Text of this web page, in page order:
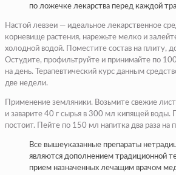
по ложечке лекарства перед каждой
Настой левзеи — идеальное лекарственное
корневище растения, нарежьте мелко и
холодной водой. Поместите состав на плиту,
Остудите, профильтруйте и принимайте по
на день. Терапевтический курс данным
две недели.
Применение земляники. Возьмите свежие
и заварите 40 г сырья в 300 мл кипящей воды.
постоит. Пейте по 150 мл напитка два раза на
Все вышеуказанные препараты
являются дополнением традиционной
прием назначенных лечащим врачом